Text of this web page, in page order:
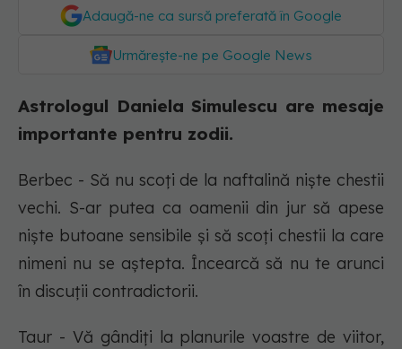
Adaugă-ne ca sursă preferată în Google
Urmărește-ne pe Google News
Astrologul Daniela Simulescu are mesaje
importante pentru zodii.
Berbec - Să nu scoți de la naftalină niște chestii
vechi. S-ar putea ca oamenii din jur să apese
niște butoane sensibile și să scoți chestii la care
nimeni nu se aștepta. Încearcă să nu te arunci
în discuții contradictorii.
Taur - Vă gândiți la planurile voastre de viitor,